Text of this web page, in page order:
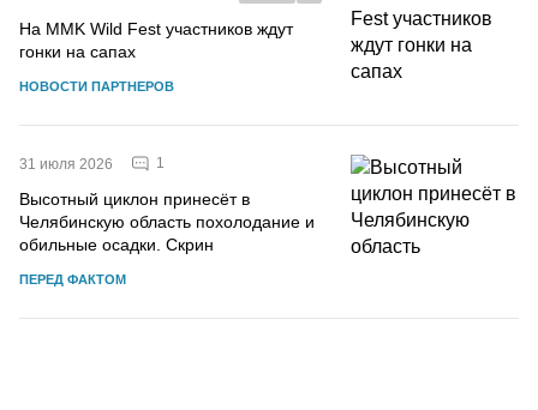
На MMK Wild Fest участников ждут
гонки на сапах
НОВОСТИ ПАРТНЕРОВ
31 июля 2026 1
Высотный циклон принесёт в
Челябинскую область похолодание и
обильные осадки. Скрин
ПЕРЕД ФАКТОМ